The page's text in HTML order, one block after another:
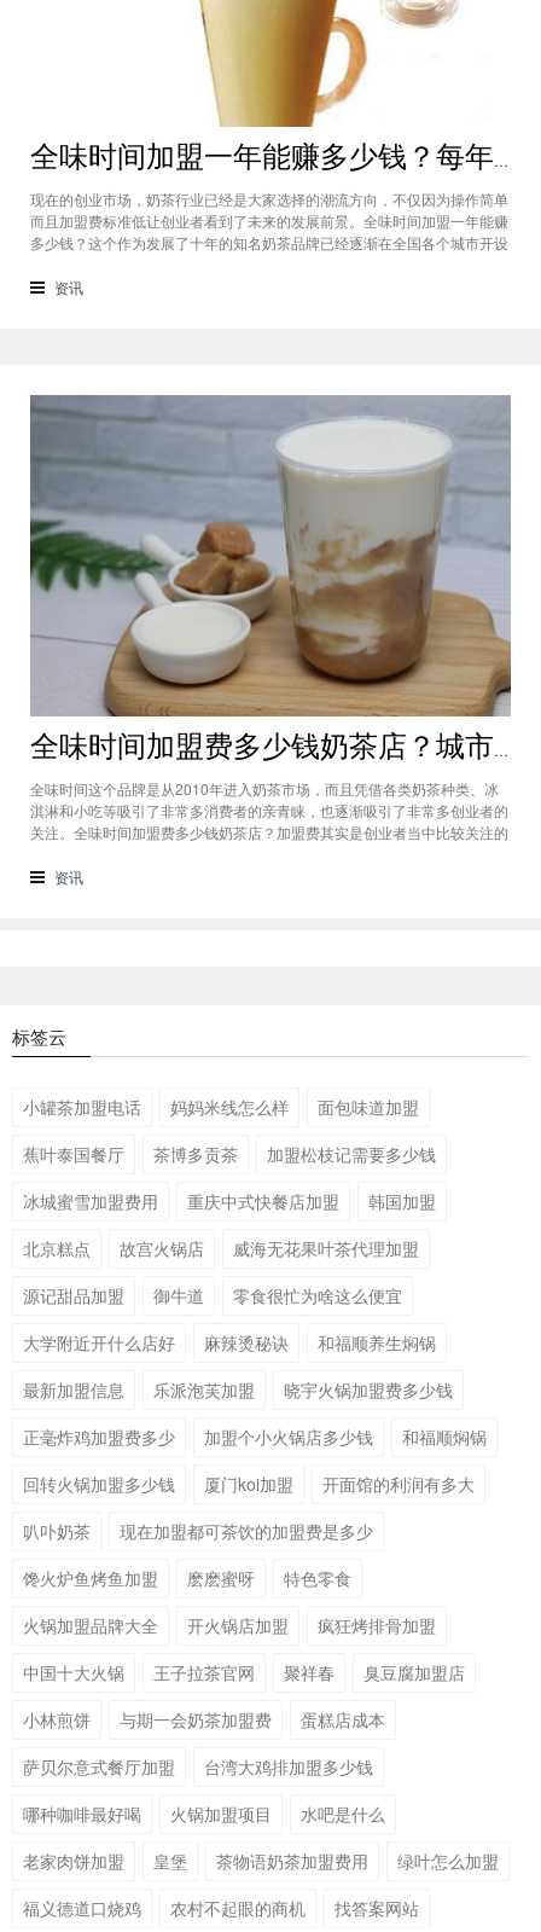
全味时间加盟一年能赚多少钱？每年利润20万庞大盈利机会等着你
现在的创业市场，奶茶行业已经是大家选择的潮流方向，不仅因为操作简单
而且加盟费标准低让创业者看到了未来的发展前景。全味时间加盟一年能赚
多少钱？这个作为发展了十年的知名奶茶品牌已经逐渐在全国各个城市开设
盟基本上每年的纯利润可以达到20万。全味时间加盟一年能赚多少钱？这个
资讯
全味时间加盟费多少钱奶茶店？城市标准不同费用也会有所不同
全味时间这个品牌是从2010年进入奶茶市场，而且凭借各类奶茶种类、冰
淇淋和小吃等吸引了非常多消费者的亲青睐，也逐渐吸引了非常多创业者的
关注。全味时间加盟费多少钱奶茶店？加盟费其实是创业者当中比较关注的
和县级城市的标准都会有所不同。全味时间加盟费多少钱奶茶店？这个问题
资讯
标签云
小罐茶加盟电话 妈妈米线怎么样
面包味道加盟
蕉叶泰国餐厅
茶博多贡茶
加盟松枝记需要多少钱
冰城蜜雪加盟费用
重庆中式快餐店加盟
韩国加盟
北京糕点
故宫火锅店
威海无花果叶茶代理加盟
源记甜品加盟
御牛道
零食很忙为啥这么便宜
大学附近开什么店好
麻辣烫秘诀
和福顺养生焖锅
最新加盟信息
乐派泡芙加盟
晓宇火锅加盟费多少钱
正毫炸鸡加盟费多少
加盟个小火锅店多少钱
和福顺焖锅
回转火锅加盟多少钱
厦门koi加盟
开面馆的利润有多大
叭卟奶茶
现在加盟都可茶饮的加盟费是多少
馋火炉鱼烤鱼加盟
麽麽蜜呀
特色零食
火锅加盟品牌大全
开火锅店加盟
疯狂烤排骨加盟
中国十大火锅
王子拉茶官网 聚祥春
臭豆腐加盟店
小林煎饼
与期一会奶茶加盟费
蛋糕店成本
萨贝尔意式餐厅加盟
台湾大鸡排加盟多少钱
哪种咖啡最好喝
火锅加盟项目
水吧是什么
老家肉饼加盟
皇堡 茶物语奶茶加盟费用
绿叶怎么加盟
福义德道口烧鸡
农村不起眼的商机
找答案网站